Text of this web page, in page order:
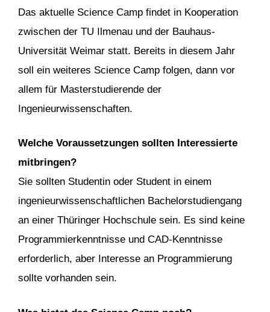
Das aktuelle Science Camp findet in Kooperation
zwischen der TU Ilmenau und der Bauhaus-
Universität Weimar statt. Bereits in diesem Jahr
soll ein weiteres Science Camp folgen, dann vor
allem für Masterstudierende der
Ingenieurwissenschaften.
Welche Voraussetzungen sollten Interessierte
mitbringen?
Sie sollten Studentin oder Student in einem
ingenieurwissenschaftlichen Bachelorstudiengang
an einer Thüringer Hochschule sein. Es sind keine
Programmierkenntnisse und CAD-Kenntnisse
erforderlich, aber Interesse an Programmierung
sollte vorhanden sein.